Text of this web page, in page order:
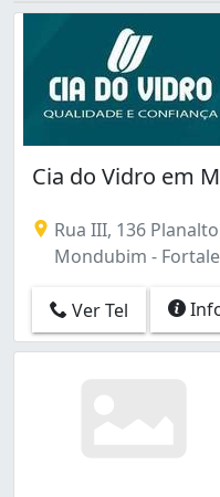
Cia do Vidro em
Rua III, 136
Mondubim -
Ver Tel